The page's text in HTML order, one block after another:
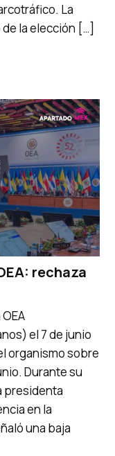
La
la elección […]
rechaza
el 7 de junio
organismo sobre
Durante su
presidenta
en la
una baja